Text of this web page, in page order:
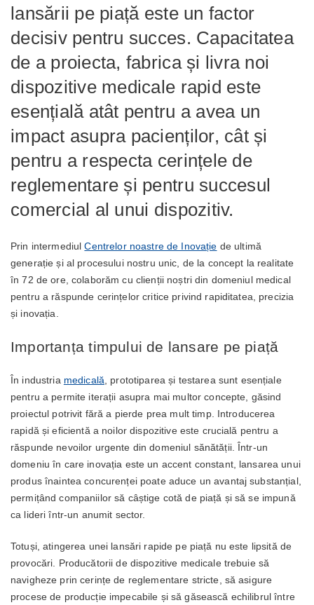
lansării pe piață este un factor
decisiv pentru succes. Capacitatea
de a proiecta, fabrica și livra noi
dispozitive medicale rapid este
esențială atât pentru a avea un
impact asupra pacienților, cât și
pentru a respecta cerințele de
reglementare și pentru succesul
comercial al unui dispozitiv.
Prin intermediulCentrelor noastre de Inovație de ultimă
generație și al procesului nostru unic, de la concept la realitate
în 72 de ore, colaborăm cu clienții noștri din domeniul medical
pentru a răspunde cerințelor critice privind rapiditatea, precizia
și inovația.
Importanța timpului de lansare pe piață
În industria medicală , prototiparea și testarea sunt esențiale
pentru a permite iterații asupra mai multor concepte, găsind
proiectul potrivit fără a pierde prea mult timp. Introducerea
rapidă și eficientă a noilor dispozitive este crucială pentru a
răspunde nevoilor urgente din domeniul sănătății. Într-un
domeniu în care inovația este un accent constant, lansarea unui
produs înaintea concurenței poate aduce un avantaj substanțial,
permițând companiilor să câștige cotă de piață și să se impună
ca lideri într-un anumit sector.
Totuși, atingerea unei lansări rapide pe piață nu este lipsită de
provocări. Producătorii de dispozitive medicale trebuie să
navigheze prin cerințe de reglementare stricte, să asigure
procese de producție impecabile și să găsească echilibrul între